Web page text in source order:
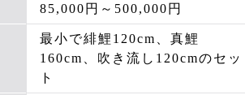
85,000円～500,000円
最小で緋鯉120cm、真鯉
160cm、吹き流し120cmのセッ
ト